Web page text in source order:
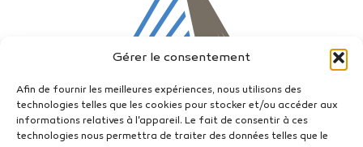
Gérer le consentement
Afin de fournir les meilleures expériences, nous utilisons des
technologies telles que les cookies pour stocker et/ou accéder aux
informations relatives à l'appareil. Le fait de consentir à ces
technologies nous permettra de traiter des données telles que le